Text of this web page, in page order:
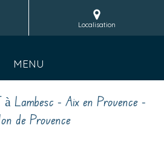
Localisation
MENU
Lambesc - Aix en Provence -
de Provence